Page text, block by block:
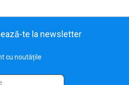
te la newsletter
cu noutățile